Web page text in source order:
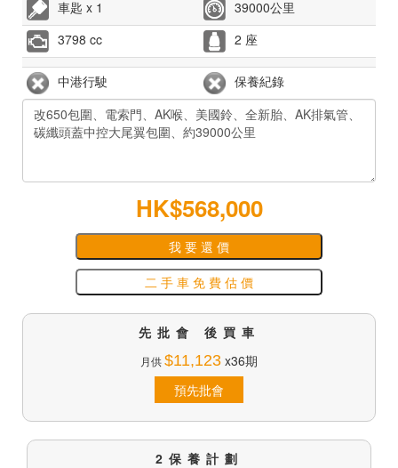
車匙 x 1
39000公里
3798 cc
2 座
中港行駛 保養紀錄
HK$568,000
我 要 還 價
二 手 車 免 費 估 價
先批會 後買車
月供$11,123 x36期
預先批會
2保養計劃